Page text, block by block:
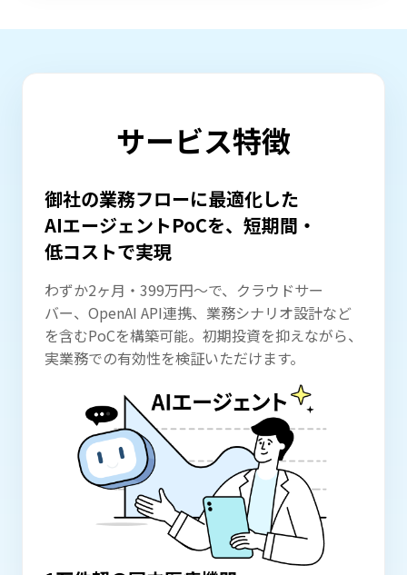
サービス特徴
御社の業務フローに最適化した
AIエージェントPoCを、 短期間・
低コストで実現
わずか2ヶ月・399万円～で、クラウドサー
バー、OpenAI API連携、業務シナリオ設計など
を含むPoCを構築可能。初期投資を抑えながら、
実業務での有効性を検証いただけます。